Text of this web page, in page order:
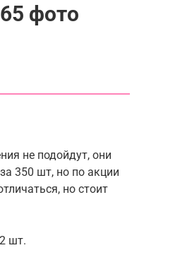
фото
не подойдут, они
350 шт, но по акции
но стоит
шт.